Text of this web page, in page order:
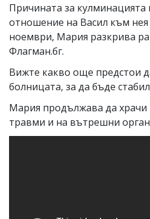
Причината за кулминацията
отношение на Васил към
ноември, Мария разкрива
Флагман.бг.
Вижте какво още предстои
болницата, за да бъде
Мария продължава да
травми и на вътрешни